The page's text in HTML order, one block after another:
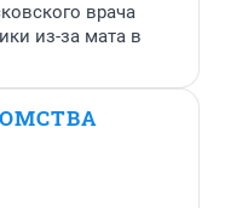
врача
из-за мата в